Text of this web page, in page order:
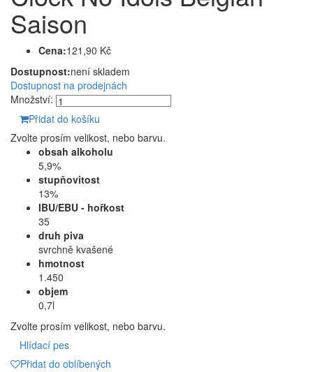
Saison
Cena:121,90 Kč
Dostupnost:není skladem
Dostupnost na prodejnách
Množství:
Přidat do košíku
Zvolte prosím velikost, nebo barvu.
obsah alkoholu
5,9%
stupňovitost
13%
IBU/EBU - hořkost
35
druh piva
svrchně kvašené
hmotnost
1.450
objem
0,7l
Zvolte prosím velikost, nebo barvu.
Hlídací pes
Přidat do oblíbených